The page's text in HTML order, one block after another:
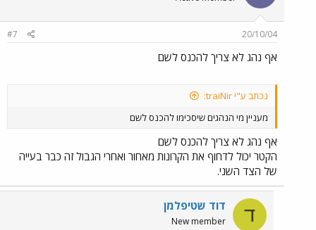
20/10/04
#7
אף נהג לא צריך להכנס לשם
נכתב ע"י traiNir:
מעניין מי הנהגים שיסכימו להכנס לשם
אף נהג לא צריך להכנס לשם
הקטר יכול לדחוף את הקרונות מאחור ואחרי הגבול זה כבר בעייה
של הצד השני.
ד דוד שטיפלמן
New member